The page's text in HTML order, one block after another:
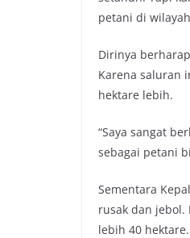
petani di
Dirinya
Karena saluran
hektare lebih.
“Saya sangat
sebagai petani
Sementara
rusak dan
lebih 40 hektare.